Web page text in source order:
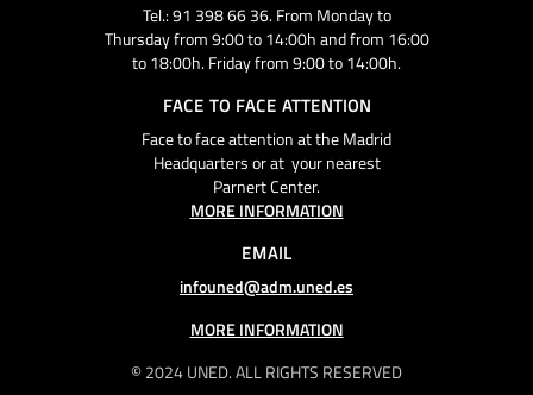
© 2024 UNED. ALL RIGHTS RESERVED
Tel.: 91 398 66 36. From Monday to
Thursday from 9:00 to 14:00h and from 16:00
to 18:00h. Friday from 9:00 to 14:00h.
FACE TO FACE ATTENTION
Face to face attention at the Madrid
Headquarters or at your nearest
Parnert Center.
MORE INFORMATION
EMAIL
infouned@adm.uned.es
MORE INFORMATION